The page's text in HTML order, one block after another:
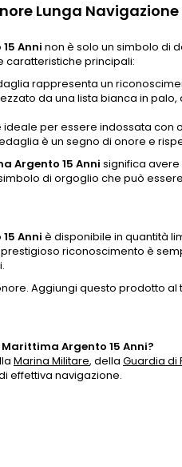
Lunga
Anni non è solo un simbolo di
caratteristiche principali:
rappresenta un
da una lista bianca in
ideale per essere indossata
è un segno di onore e
Argento 15 Anni significa
di orgoglio che può
Anni è disponibile in quantità
riconoscimento è
Aggiungi questo prodotto
Argento 15 Anni?
Marina Militare, della Guardia di
effettiva navigazione.